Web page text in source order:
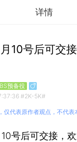
详情
10号后可交
预备役
#2K-5K#
代表原作者观点，不代表
号后可交接，欢